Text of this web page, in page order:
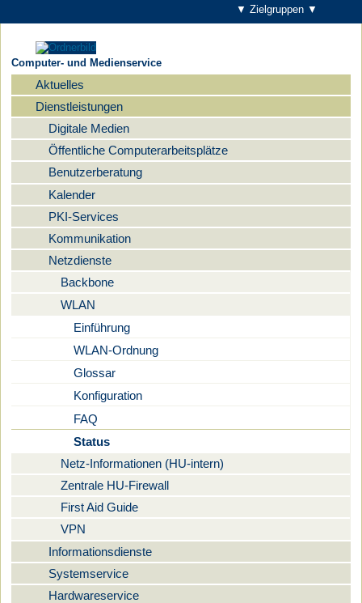
▼ Zielgruppen ▼
Computer- und Medienservice
Navigation
Aktuelles
Dienstleistungen
Digitale Medien
Öffentliche Computerarbeitsplätze
Benutzerberatung
Kalender
PKI-Services
Kommunikation
Netzdienste
Backbone
WLAN
Einführung
WLAN-Ordnung
Glossar
Konfiguration
FAQ
Status
Netz-Informationen (HU-intern)
Zentrale HU-Firewall
First Aid Guide
VPN
Informationsdienste
Systemservice
Hardwareservice